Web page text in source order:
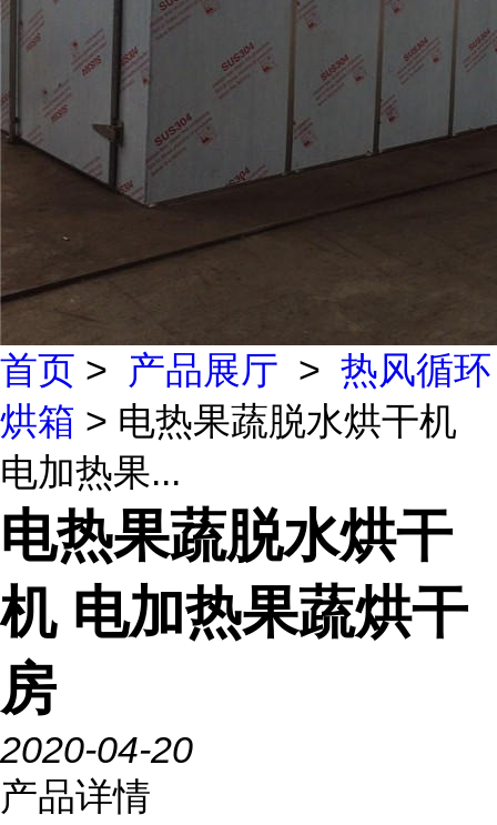
首页 > 产品展厅 > 热风循环
烘箱 > 电热果蔬脱水烘干机
电加热果...
电热果蔬脱水烘干
机 电加热果蔬烘干
房
2020-04-20
产品详情